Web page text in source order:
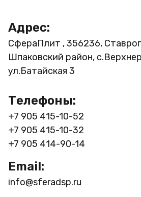
Адрес:
СфераПлит , 356236,
Шпаковский район,
ул.Батайская 3
Телефоны:
+7 905 415-10-52
+7 905 415-10-32
+7 905 414-90-14
Email:
info@sferadsp.ru